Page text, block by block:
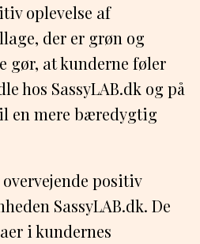
oplevelse af
der er grøn og
gør, at kunderne føler
hos SassyLAB.dk og på
en mere bæredygtig
positiv
SassyLAB.dk. De
i kundernes